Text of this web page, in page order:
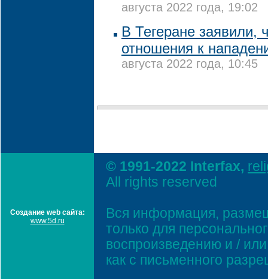
августа 2022 года, 19:02
В Тегеране заявили,
отношения к
августа 2022 года, 10:45
Создание web сайта:
www.5d.ru
© 1991-2022 Interfax,
All rights reserved
Вся информация,
только для
воспроизведению и /
как с письменного